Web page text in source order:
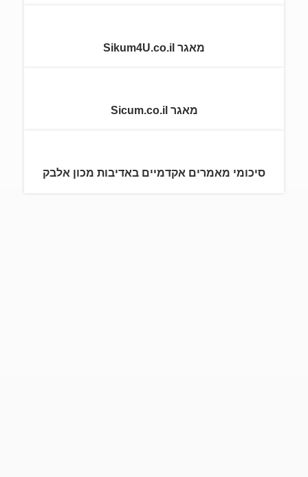
מאגר Sikum4U.co.il
מאגר Sicum.co.il
סיכומי מאמרים אקדמיים באדיבות מכון אלבק